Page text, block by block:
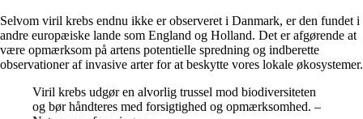
Selvom viril krebs endnu ikke er observeret i Danmark, er den fundet i
andre europæiske lande som England og Holland. Det er afgørende at
være opmærksom på artens potentielle spredning og indberette
observationer af invasive arter for at beskytte vores lokale økosystemer.
Viril krebs udgør en alvorlig trussel mod biodiversiteten
og bør håndteres med forsigtighed og opmærksomhed. –